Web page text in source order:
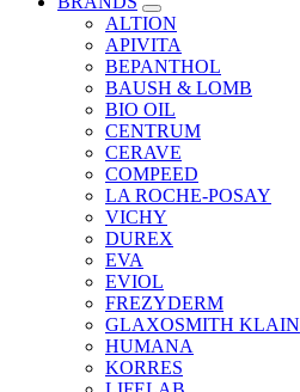
ALTION
APIVITA
BEPANTHOL
BAUSH & LOMB
BIO OIL
CENTRUM
CERAVE
COMPEED
LA ROCHE-POSAY
VICHY
DUREX
EVA
EVIOL
FREZYDERM
GLAXOSMITH KLAIN
HUMANA
KORRES